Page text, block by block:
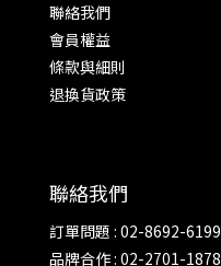
聯絡我們
會員權益
條款與細則
退換貨政策
聯絡我們
訂單問題 : 02-8692-6199
品牌合作 : 02-2701-1878